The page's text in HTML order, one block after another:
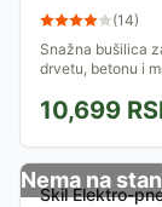
(14)
Snažna bušilica
drvetu, betonu i
promenu.
jednostavna i
prekidača sa...
10,699
Nema na
Skil Elektro-